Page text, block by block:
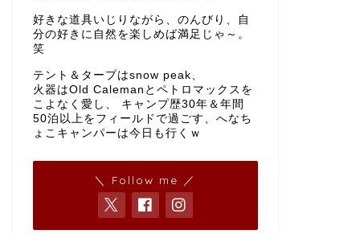
好きな道具いじりながら、のんびり、自
分の好きに自然を楽しめば満足じゃ～。
笑
テント＆タープはsnow peak、
火器はOld Calemanとペトロマックスを
こよなく愛し、 キャンプ歴30年＆年間
50泊以上をフィールドで過ごす、へなち
ょこキャンパーは今日も行くｗ
＼ Follow me ／